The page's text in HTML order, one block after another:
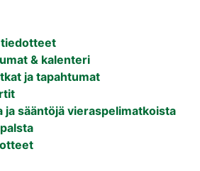
& kalenteri
ja tapahtumat
ja sääntöjä vieraspelimatkoista